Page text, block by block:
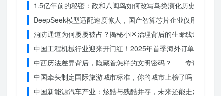
1.5亿年前的秘密：政和八闽鸟如何改写鸟类演化历史？
DeepSeek模型适配速度惊人，国产智算芯片企业仅用一周
消防通道为何屡屡被占？揭秘小区治理背后的生命线危机
中国工程机械行业迎来开门红！2025年首季海外订单激增，
中西历法差异背后，隐藏着怎样的文明密码？——专访南京
中国牵头制定国际旅游城市标准，你的城市上榜了吗？
中国新能源汽车产业：炫酷与残酷并存，未来还能走多远？